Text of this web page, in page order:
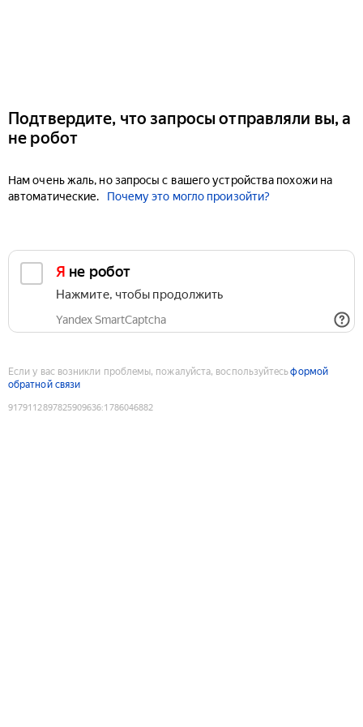
Подтвердите, что запросы отправляли вы, а
не робот
Нам очень жаль, но запросы с вашего устройства похожи на
автоматические.
Почему это могло произойти?
Я не робот
Нажмите, чтобы продолжить
Yandex SmartCaptcha
Если у вас возникли проблемы, пожалуйста, воспользуйтесьформой
обратной связи
9179112897825909636:1786046882